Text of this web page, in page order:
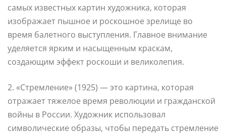
самых известных картин художника, которая
изображает пышное и роскошное зрелище во
время балетного выступления. Главное внимание
уделяется ярким и насыщенным краскам,
создающим эффект роскоши и великолепия.
2. «Стремление» (1925) — это картина, которая
отражает тяжелое время революции и гражданской
войны в России. Художник использовал
символические образы, чтобы передать стремление